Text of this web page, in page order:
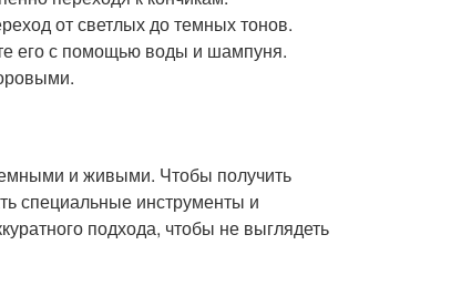
от светлых до темных тонов.
его с помощью воды и шампуня.
и живыми. Чтобы получить
специальные инструменты и
подхода, чтобы не выглядеть